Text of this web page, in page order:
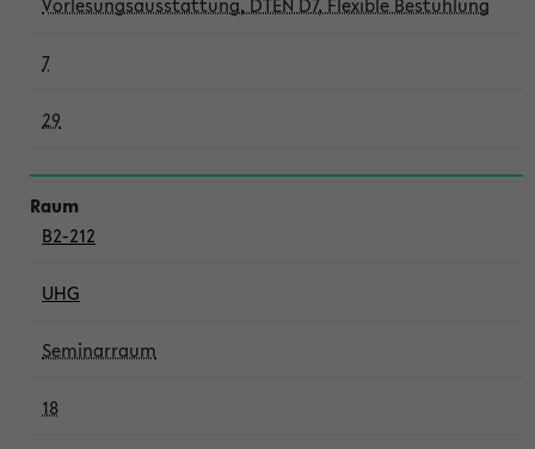
7
29
B2-212
UHG
Seminarraum
18